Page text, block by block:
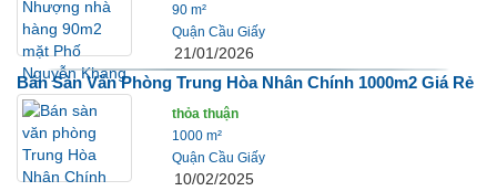
90 m²
Quận Cầu Giấy
21/01/2026
Bán Sàn Văn Phòng Trung Hòa Nhân Chính 1000m2 Giá Rẻ
thỏa thuận
1000 m²
Quận Cầu Giấy
10/02/2025